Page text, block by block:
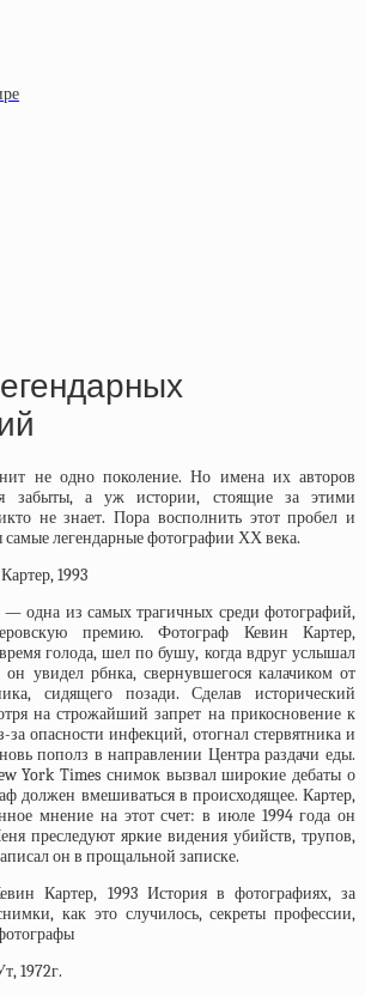
не одно поколение. Но имена их авторов
забыты, а уж истории, стоящие за этими
не знает. Пора восполнить этот пробел и
самые легендарные фотографии ХХ века.
1993
— одна из самых трагичных среди фотографий,
премию. Фотограф Кевин Картер,
голода, шел по бушу, когда вдруг услышал
увидел рбнка, свернувшегося калачиком от
сидящего позади. Сделав исторический
на строжайший запрет на прикосновение к
опасности инфекций, отогнал стервятника и
пополз в направлении Центра раздачи еды.
York Times снимок вызвал широкие дебаты о
должен вмешиваться в происходящее. Картер,
мнение на этот счет: в июле 1994 года он
преследуют яркие видения убийств, трупов,
он в прощальной записке.
1972г.